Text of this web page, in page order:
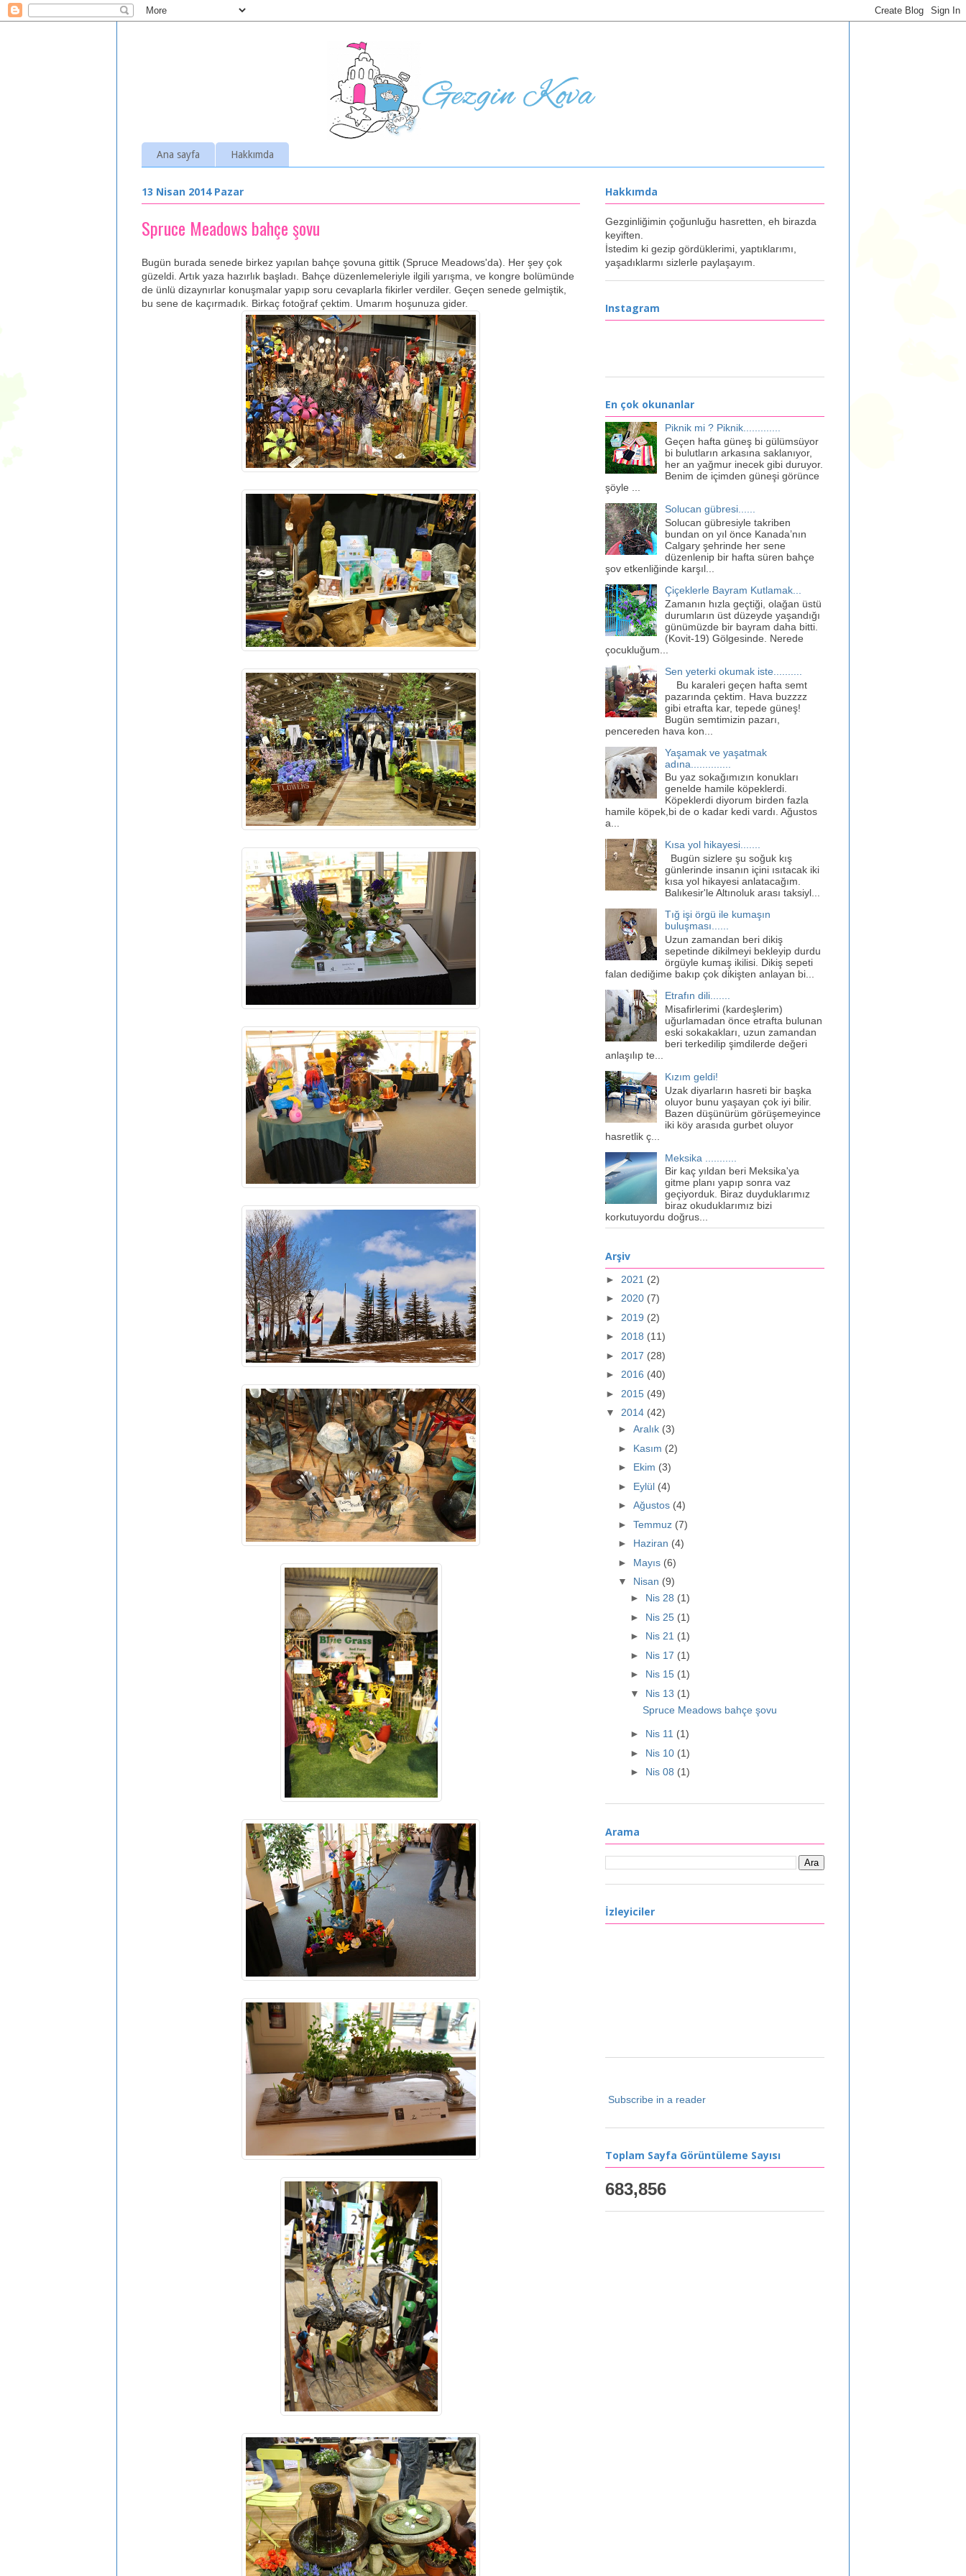
Ana sayfa Hakkımda
13 Nisan 2014 Pazar
Spruce Meadows bahçe şovu
Bugün burada senede birkez yapılan bahçe şovuna gittik (Spruce Meadows'da). Her şey çok
güzeldi. Artık yaza hazırlık başladı. Bahçe düzenlemeleriyle ilgili yarışma, ve kongre bolümünde
de ünlü dizaynırlar konuşmalar yapıp soru cevaplarla fikirler verdiler. Geçen senede gelmiştik,
bu sene de kaçırmadık. Birkaç fotoğraf çektim. Umarım hoşunuza gider.
Hakkımda
Gezginliğimin çoğunluğu hasretten, eh birazda
keyiften.
İstedim ki gezip gördüklerimi, yaptıklarımı,
yaşadıklarmı sizlerle paylaşayım.
Instagram
En çok okunanlar
Piknik mi ? Piknik.............
Geçen hafta güneş bi gülümsüyor
bi bulutların arkasına saklanıyor,
her an yağmur inecek gibi duruyor.
Benim de içimden güneşi görünce
şöyle ...
Solucan gübresi......
Solucan gübresiyle takriben
bundan on yıl önce Kanada’nın
Calgary şehrinde her sene
düzenlenip bir hafta süren bahçe
şov etkenliğinde karşıl...
Çiçeklerle Bayram Kutlamak...
Zamanın hızla geçtiği, olağan üstü
durumların üst düzeyde yaşandığı
günümüzde bir bayram daha bitti.
(Kovit-19) Gölgesinde. Nerede
çocukluğum...
Sen yeterki okumak iste..........
Bu karaleri geçen hafta semt
pazarında çektim. Hava buzzzz
gibi etrafta kar, tepede güneş!
Bugün semtimizin pazarı,
pencereden hava kon...
Yaşamak ve yaşatmak
adına..............
Bu yaz sokağımızın konukları
genelde hamile köpeklerdi.
Köpeklerdi diyorum birden fazla
hamile köpek,bi de o kadar kedi vardı. Ağustos
a...
Kısa yol hikayesi.......
Bugün sizlere şu soğuk kış
günlerinde insanın içini ısıtacak iki
kısa yol hikayesi anlatacağım.
Balıkesir'le Altınoluk arası taksiyl...
Tığ işi örgü ile kumaşın
buluşması......
Uzun zamandan beri dikiş
sepetinde dikilmeyi bekleyip durdu
örgüyle kumaş ikilisi. Dikiş sepeti
falan dediğime bakıp çok dikişten anlayan bi...
Etrafın dili.......
Misafirlerimi (kardeşlerim)
uğurlamadan önce etrafta bulunan
eski sokakakları, uzun zamandan
beri terkedilip şimdilerde değeri
anlaşılıp te...
Kızım geldi!
Uzak diyarların hasreti bir başka
oluyor bunu yaşayan çok iyi bilir.
Bazen düşünürüm görüşemeyince
iki köy arasıda gurbet oluyor
hasretlik ç...
Meksika ...........
Bir kaç yıldan beri Meksika'ya
gitme planı yapıp sonra vaz
geçiyorduk. Biraz duyduklarımız
biraz okuduklarımız bizi
korkutuyordu doğrus...
Arşiv
► 2021 (2)
► 2020 (7)
► 2019 (2)
► 2018 (11)
► 2017 (28)
► 2016 (40)
► 2015 (49)
▼ 2014 (42)
► Aralık (3)
► Kasım (2)
► Ekim (3)
► Eylül (4)
► Ağustos (4)
► Temmuz (7)
► Haziran (4)
► Mayıs (6)
▼ Nisan (9)
► Nis 28 (1)
► Nis 25 (1)
► Nis 21 (1)
► Nis 17 (1)
► Nis 15 (1)
▼ Nis 13 (1)
Spruce Meadows bahçe şovu
► Nis 11 (1)
► Nis 10 (1)
► Nis 08 (1)
Arama
İzleyiciler
Subscribe in a reader
Toplam Sayfa Görüntüleme Sayısı
683,856